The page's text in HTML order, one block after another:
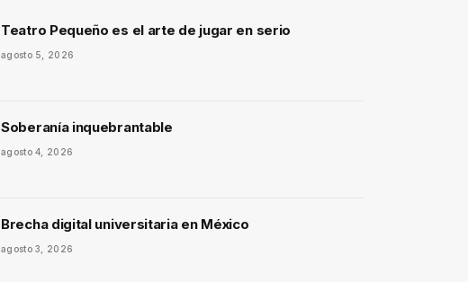
Teatro Pequeño es el arte de jugar en serio
agosto 5, 2026
Soberanía inquebrantable
agosto 4, 2026
Brecha digital universitaria en México
agosto 3, 2026